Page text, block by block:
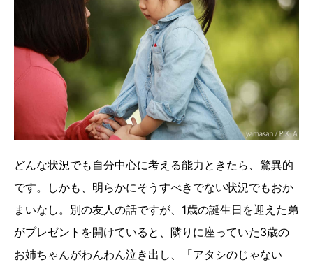
どんな状況でも自分中心に考える能力ときたら、驚異的
です。しかも、明らかにそうすべきでない状況でもおか
まいなし。別の友人の話ですが、1歳の誕生日を迎えた弟
がプレゼントを開けていると、隣りに座っていた3歳の
お姉ちゃんがわんわん泣き出し、「アタシのじゃない